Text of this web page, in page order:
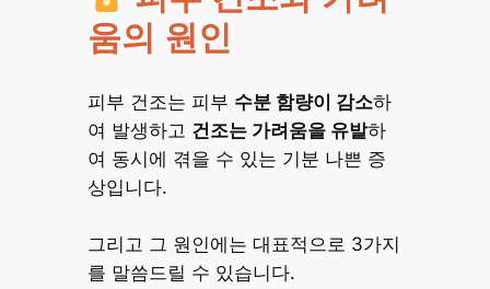
움의 원인
피부 건조는 피부 수분 함량이 감소하
여 발생하고 건조는 가려움을 유발하
여 동시에 겪을 수 있는 기분 나쁜 증
상입니다.
그리고 그 원인에는 대표적으로 3가지
를 말씀드릴 수 있습니다.